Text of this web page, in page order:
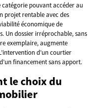
catégorie pouvant accéder au
projet rentable avec des
économique de
Un dossier irréprochable, sans
exemplaire, augmente
d’un courtier
financement sans apport.
le choix du